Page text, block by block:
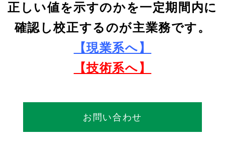
正しい値を示すのかを一定期間内に
確認し校正するのが主業務です。
【現業系へ】
【技術系へ】
お問い合わせ